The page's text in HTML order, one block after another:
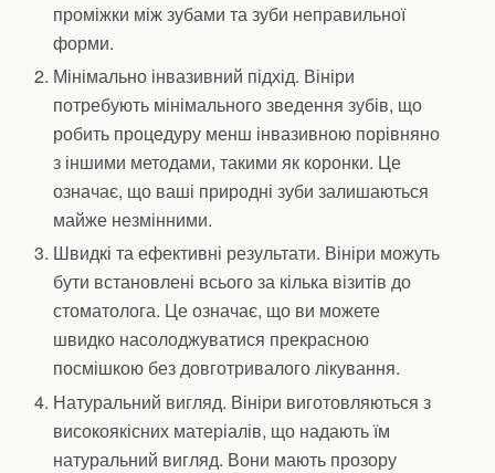
проміжки між зубами та зуби неправильної
форми.
Мінімально інвазивний підхід. Вініри
потребують мінімального зведення зубів, що
робить процедуру менш інвазивною порівняно
з іншими методами, такими як коронки. Це
означає, що ваші природні зуби залишаються
майже незмінними.
Швидкі та ефективні результати. Вініри можуть
бути встановлені всього за кілька візитів до
стоматолога. Це означає, що ви можете
швидко насолоджуватися прекрасною
посмішкою без довготривалого лікування.
Натуральний вигляд. Вініри виготовляються з
високоякісних матеріалів, що надають їм
натуральний вигляд. Вони мають прозору